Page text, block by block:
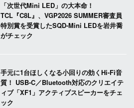
「次世代Mini LED」の大本命！
TCL『C8L』、VGP2026 SUMMER審査員
特別賞を受賞したSQD-Mini LEDを岩井喬
がチェック
手元に1台ほしくなる小回りの効くHi-Fi音
質！ USB-C／Bluetooth対応のクリエイテ
ィブ「XF1」アクティブスピーカーをチェ
ック